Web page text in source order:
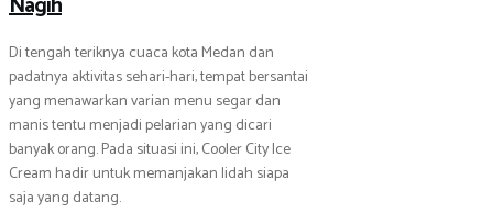
Di tengah teriknya cuaca kota Medan dan
padatnya aktivitas sehari-hari, tempat bersantai
yang menawarkan varian menu segar dan
manis tentu menjadi pelarian yang dicari
banyak orang. Pada situasi ini, Cooler City Ice
Cream hadir untuk memanjakan lidah siapa
saja yang datang.